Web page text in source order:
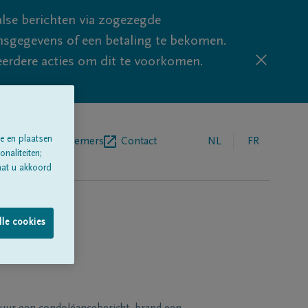
berichten via zogezegde
of een betaling te bekomen.
acties om dit te voorkomen.
Contact NL FR
en plaatsen
u akkoord
cookies